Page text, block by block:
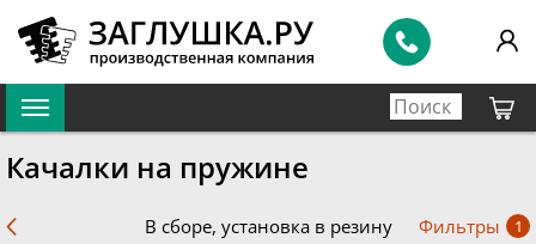
Качалки на пружине
В сборе, установка в резину Фильтры 1